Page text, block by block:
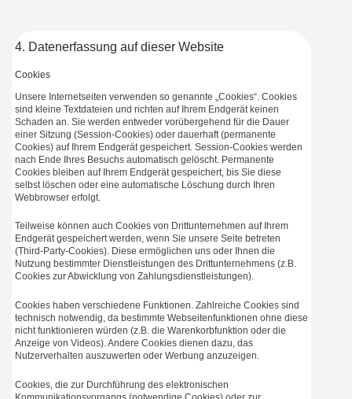
4. Datenerfassung auf dieser Website
Cookies
Unsere Internetseiten verwenden so genannte „Cookies“. Cookies
sind kleine Textdateien und richten auf Ihrem Endgerät keinen
Schaden an. Sie werden entweder vorübergehend für die Dauer
einer Sitzung (Session-Cookies) oder dauerhaft (permanente
Cookies) auf Ihrem Endgerät gespeichert. Session-Cookies werden
nach Ende Ihres Besuchs automatisch gelöscht. Permanente
Cookies bleiben auf Ihrem Endgerät gespeichert, bis Sie diese
selbst löschen oder eine automatische Löschung durch Ihren
Webbrowser erfolgt.
Teilweise können auch Cookies von Drittunternehmen auf Ihrem
Endgerät gespeichert werden, wenn Sie unsere Seite betreten
(Third-Party-Cookies). Diese ermöglichen uns oder Ihnen die
Nutzung bestimmter Dienstleistungen des Drittunternehmens (z.B.
Cookies zur Abwicklung von Zahlungsdienstleistungen).
Cookies haben verschiedene Funktionen. Zahlreiche Cookies sind
technisch notwendig, da bestimmte Webseitenfunktionen ohne diese
nicht funktionieren würden (z.B. die Warenkorbfunktion oder die
Anzeige von Videos). Andere Cookies dienen dazu, das
Nutzerverhalten auszuwerten oder Werbung anzuzeigen.
Cookies, die zur Durchführung des elektronischen